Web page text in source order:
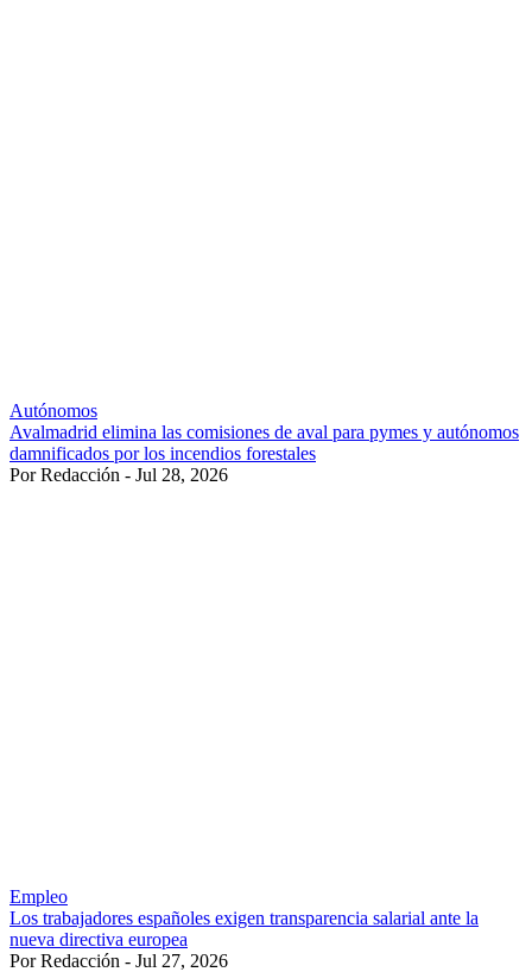
Autónomos
Avalmadrid elimina las comisiones de aval para pymes y autónomos
damnificados por los incendios forestales
Por Redacción - Jul 28, 2026
Empleo
Los trabajadores españoles exigen transparencia salarial ante la
nueva directiva europea
Por Redacción - Jul 27, 2026